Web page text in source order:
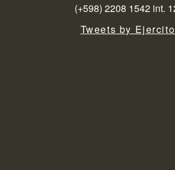
(+598) 2208 1542 int.
Tweets by